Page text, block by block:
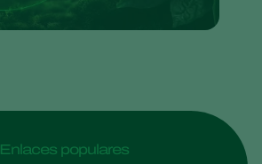
Enlaces populares